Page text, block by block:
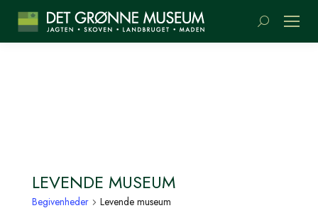
Søge:
LEVENDE MUSEUM
Begivenheder Levende museum